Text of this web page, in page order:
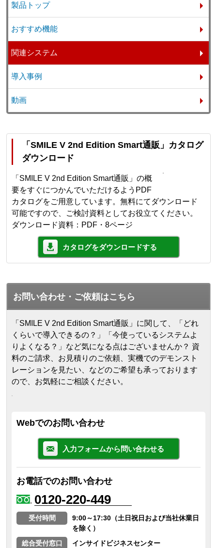
製品トップ
おすすめ機能
関連システム
導入事例
動画
「SMILE V 2nd Edition Smart通販」カタログ
ダウンロード
「SMILE V 2nd Edition Smart通販」の概
要をすぐにつかんでいただけるようPDF
カタログをご用意しています。無料にてダウンロード
可能ですので、ご検討資料としてお役立てください。
ダウンロード資料：PDF・8ページ
カタログをダウンロードする
お問い合わせ・ご依頼はこちら
「SMILE V 2nd Edition Smart通販」に関して、「どれ
くらいで導入できるの？」「今使っているシステムよ
りよくなる？」など気になる点はございませんか？ 資
料のご請求、お見積りのご依頼、実機でのデモンスト
レーションを見たい、などのご希望も承っております
ので、お気軽にご相談ください。
Webでのお問い合わせ
入力フォームから問い合わせる
お電話でのお問い合わせ
0120-220-449
受付時間
9:00～17:30（土日祝日および当社休業日
を除く）
総合受付窓口
インサイドビジネスセンター